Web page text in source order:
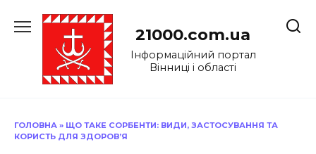
до
21000.com.ua
Інформаційний портал
Вінниці і області
ГОЛОВНА » ЩО ТАКЕ СОРБЕНТИ: ВИДИ, ЗАСТОСУВАННЯ ТА
КОРИСТЬ ДЛЯ ЗДОРОВ’Я